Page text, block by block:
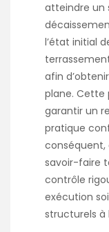
atteindre un
l’état initial
afin
plane. Cette
garantir un
pratique
savoir-faire
contrôle
exécution
structurels à